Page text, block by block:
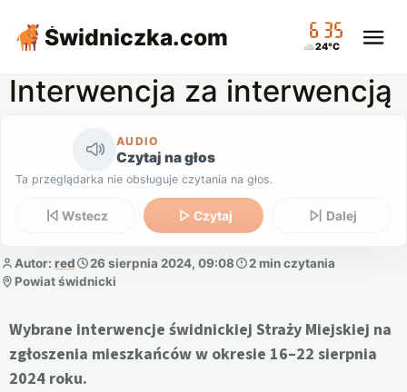
Świdniczka.com 06:35
24°C
Interwencja za interwencją
AUDIO
Czytaj na głos
Ta przeglądarka nie obsługuje czytania na głos.
Wstecz Czytaj Dalej
Autor: red 26 sierpnia 2024, 09:08
2 min czytania
Powiat świdnicki
Wybrane interwencje świdnickiej Straży Miejskiej na
zgłoszenia mieszkańców w okresie 16–22 sierpnia
2024 roku.